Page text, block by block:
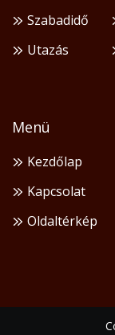
Szabadidő
Utazás
Menü
Kezdőlap
Kapcsolat
Oldaltérkép